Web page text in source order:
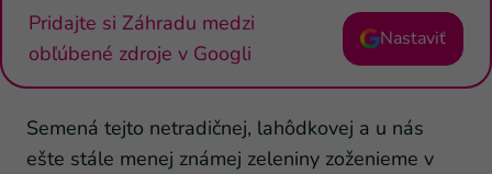
Pridajte si Záhradu medzi
obľúbené zdroje v Googli
Nastaviť
Semená tejto netradičnej, lahôdkovej a u nás
ešte stále menej známej zeleniny zoženieme v